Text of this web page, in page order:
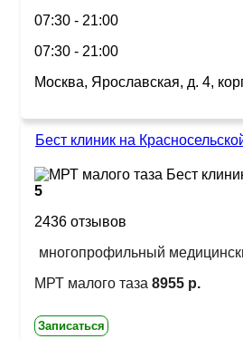
07:30 - 21:00
07:30 - 21:00
Москва, Ярославская, д. 4,
Бест клиник на
5
2436 отзывов
многопрофильный
МРТ малого таза 8955 р.
Записаться